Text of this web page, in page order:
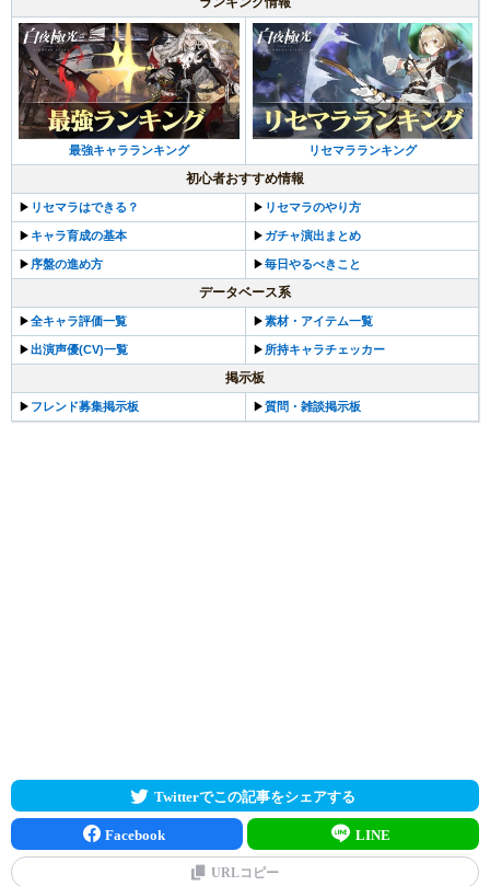
最強キャラランキング リセマラランキング
初心者おすすめ情報
▶︎ リセマラはできる？ ▶︎ リセマラのやり方
▶︎ キャラ育成の基本 ▶︎ ガチャ演出まとめ
▶︎ 序盤の進め方 ▶︎毎日やるべきこと
データベース系
▶︎全キャラ評価一覧 ▶︎素材・アイテム一覧
▶︎出演声優(CV)一覧 ▶︎ 所持キャラチェッカー
掲示板
▶︎ フレンド募集掲示板 ▶︎質問・雑談掲示板
Twitterでこの記事をシェアする
Facebook LINE
URLコピー